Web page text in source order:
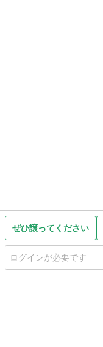
ぜひ譲ってください